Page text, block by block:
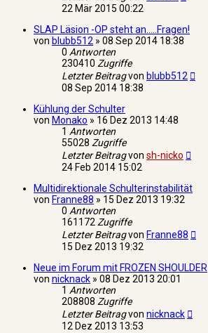
22 Mär 2015 00:22
SLAP Läsion -OP steht an.....Fragen!
von blubb512 » 08 Sep 2014 18:38
0 Antworten
230410 Zugriffe
Letzter Beitragvon blubb512
08 Sep 2014 18:38
Kühlung der Schulter
von Monako » 16 Dez 2013 14:48
1 Antworten
55028 Zugriffe
Letzter Beitragvon sh-nicko
24 Feb 2014 15:02
Multidirektionale Schulterinstabilität
von Franne88 » 15 Dez 2013 19:32
0 Antworten
161172Zugriffe
Letzter Beitragvon Franne88
15 Dez 2013 19:32
Neue im Forum mit FROZEN SHOULDER
von nicknack » 08 Dez 2013 20:01
1 Antworten
208808 Zugriffe
Letzter Beitragvon nicknack
12 Dez 2013 13:53